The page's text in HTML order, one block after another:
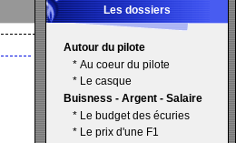
Les dossiers
Autour du pilote
* Au coeur du pilote
* Le casque
Buisness - Argent - Salaire
* Le budget des écuries
* Le prix d'une F1